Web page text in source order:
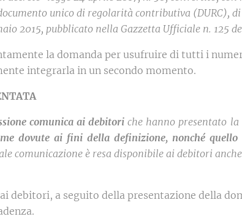
unico di regolarità contributiva (DURC),
2015, pubblicato nella Gazzetta Ufficiale n. 125
la domanda per usufruire di tutti i
integrarla in un secondo momento.
comunica ai debitori che hanno presentato
dovute ai fini della definizione, nonché
comunicazione è resa disponibile ai debitori
debitori, a seguito della presentazione della